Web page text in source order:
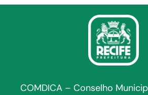
COMDICA – Conselho